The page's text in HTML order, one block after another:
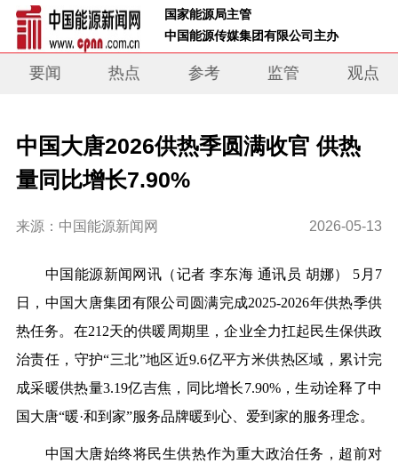
国家能源局主管
中国能源传媒集团有限公司主办
要闻 热点 参考 监管 观点
中国大唐2026供热季圆满收官 供热
量同比增长7.90%
来源：中国能源新闻网 2026-05-13
中国能源新闻网 讯（记者 李东海 通讯员 胡娜）
5月7
日，中国大唐集团有限公司圆满完成2025-2026年供热季供
热任务。在212天的供暖周期里，企业全力扛起民生保供政
治责任，守护“三北”地区近9.6亿平方米供热区域，累计完
成采暖供热量3.19亿吉焦，同比增长7.90%，生动诠释了中
国大唐“暖·和到家”服务品牌暖到心、 爱到家的服务理念。
中国大唐始终将民生供热作为重大政治任务，超前对